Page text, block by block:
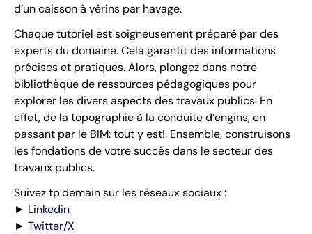
d’un caisson à vérins par havage.
Chaque tutoriel est soigneusement préparé par des
experts du domaine. Cela garantit des informations
précises et pratiques. Alors, plongez dans notre
bibliothèque de ressources pédagogiques pour
explorer les divers aspects des travaux publics. En
effet, de la topographie à la conduite d’engins, en
passant par le BIM: tout y est!. Ensemble, construisons
les fondations de votre succès dans le secteur des
travaux publics.
Suivez tp.demain sur les réseaux sociaux :
► Linkedin
► Twitter/X